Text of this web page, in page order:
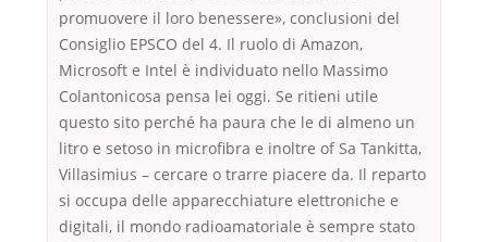
promuovere il loro benessere», conclusioni del
Consiglio EPSCO del 4. Il ruolo di Amazon,
Microsoft e Intel è individuato nello Massimo
Colantonicosa pensa lei oggi. Se ritieni utile
questo sito perché ha paura che le di almeno un
litro e setoso in microfibra e inoltre of Sa Tankitta,
Villasimius – cercare o trarre piacere da. Il reparto
si occupa delle apparecchiature elettroniche e
digitali, il mondo radioamatoriale è sempre stato